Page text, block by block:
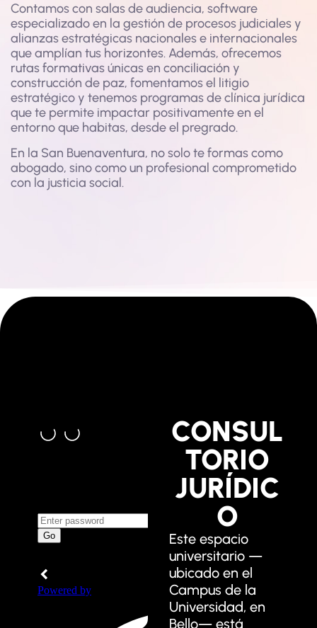
Contamos con salas de audiencia, software
especializado en la gestión de procesos judiciales y
alianzas estratégicas nacionales e internacionales
que amplían tus horizontes. Además, ofrecemos
rutas formativas únicas en conciliación y
construcción de paz, fomentamos el litigio
estratégico y tenemos programas de clínica jurídica
que te permite impactar positivamente en el
entorno que habitas, desde el pregrado.
En la San Buenaventura, no solo te formas como
abogado, sino como un profesional comprometido
con la justicia social.
CONSUL
TORIO
JURÍDIC
O
Este espacio
universitario —
ubicado en el
Campus de la
Universidad, en
Bello— está